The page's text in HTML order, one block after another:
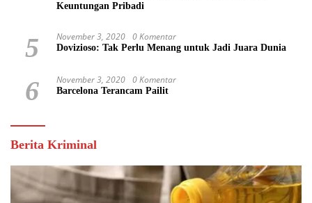
Keuntungan Pribadi
5 November 3, 2020 0 Komentar
Dovizioso: Tak Perlu Menang untuk Jadi Juara Dunia
6 November 3, 2020 0 Komentar
Barcelona Terancam Pailit
Berita Kriminal